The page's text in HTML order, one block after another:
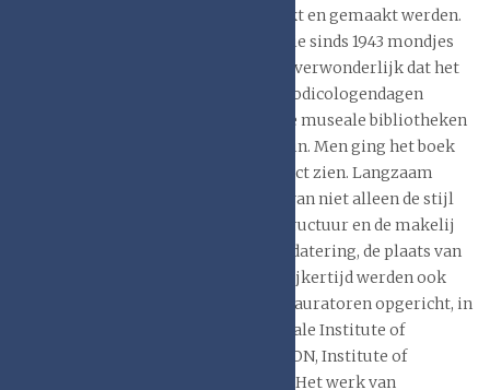
en teksten: hoe ze geschreven, gedrukt en gemaakt werden.
De codicologie was een wetenschap die sinds 1943 mondjes
maat aan invloed won. Het is dus niet verwonderlijk dat het
Boekbandengenootschap tijdens de Codicologendagen
opgericht werd. Bij de archieven en de museale bibliotheken
zette zich als eerste een verandering in. Men ging het boek
meer als een driedimensionaal artefact zien. Langzaam
groeide het besef dat het bestuderen van niet alleen de stijl
van de decoratie, maar ook de boekstructuur en de makelij
van het boek, inzicht kon geven in de datering, de plaats van
vervaardiging en de herkomst. Tegelijkertijd werden ook
opleidingen voor boek- en papierrestauratoren opgericht, in
Nederland sinds 1978. Het Internationale Institute of
Paperconservation (voorloper van ICON, Institute of
Conservation ) was in 1976 opgericht. Het werk van